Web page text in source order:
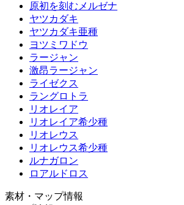
原初を刻むメルゼナ
ヤツカダキ
ヤツカダキ亜種
ヨツミワドウ
ラージャン
激昂ラージャン
ライゼクス
ラングロトラ
リオレイア
リオレイア希少種
リオレウス
リオレウス希少種
ルナガロン
ロアルドロス
素材・マップ情報